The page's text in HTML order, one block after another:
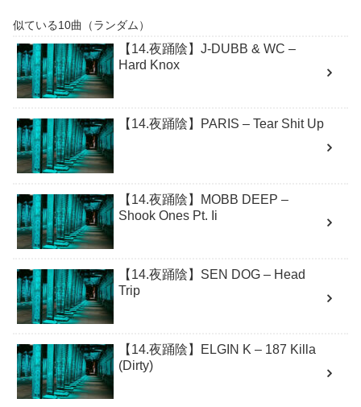
似ている10曲（ランダム）
【14.夜踊陰】J-DUBB & WC –
Hard Knox
【14.夜踊陰】PARIS – Tear Shit Up
【14.夜踊陰】MOBB DEEP –
Shook Ones Pt. Ii
【14.夜踊陰】SEN DOG – Head
Trip
【14.夜踊陰】ELGIN K – 187 Killa
(Dirty)